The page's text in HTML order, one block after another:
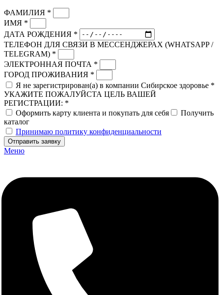
ФАМИЛИЯ *
ИМЯ *
ДАТА РОЖДЕНИЯ *
ТЕЛЕФОН ДЛЯ СВЯЗИ В МЕССЕНДЖЕРАХ (WHATSAPP /
TELEGRAM) *
ЭЛЕКТРОННАЯ ПОЧТА *
ГОРОД ПРОЖИВАНИЯ *
Я не зарегистрирован(а) в компании Сибирское здоровье *
УКАЖИТЕ ПОЖАЛУЙСТА ЦЕЛЬ ВАШЕЙ
РЕГИСТРАЦИИ: *
Оформить карту клиента и покупать для себя
Получить
каталог
Принимаю политику конфиденциальности
Отправить заявку
Меню